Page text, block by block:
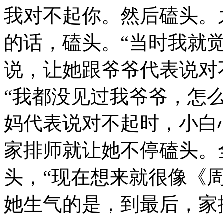
我对不起你。然后磕头
的话，磕头。“当时我就
说，让她跟爷爷代表说
“我都没见过我爷爷，怎
妈代表说对不起时，小
家排师就让她不停磕头
头，“现在想来就很像《
她生气的是，到最后，